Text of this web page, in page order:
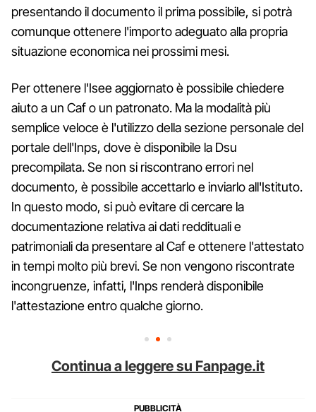
presentando il documento il prima possibile, si potrà
comunque ottenere l'importo adeguato alla propria
situazione economica nei prossimi mesi.
Per ottenere l'Isee aggiornato è possibile chiedere
aiuto a un Caf o un patronato. Ma la modalità più
semplice veloce è l'utilizzo della sezione personale del
portale dell'Inps, dove è disponibile la Dsu
precompilata. Se non si riscontrano errori nel
documento, è possibile accettarlo e inviarlo all'Istituto.
In questo modo, si può evitare di cercare la
documentazione relativa ai dati reddituali e
patrimoniali da presentare al Caf e ottenere l'attestato
in tempi molto più brevi. Se non vengono riscontrate
incongruenze, infatti, l'Inps renderà disponibile
l'attestazione entro qualche giorno.
Continua a leggere su Fanpage.it